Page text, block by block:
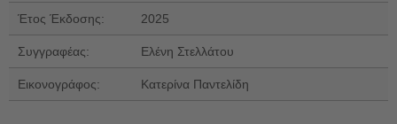
Έτος Έκδοσης: 2025
Συγγραφέας: Ελένη Στελλάτου
Εικονογράφος: Κατερίνα Παντελίδη